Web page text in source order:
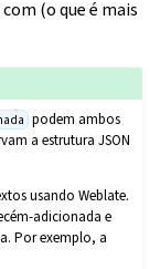
(o que é mais
podem ambos
a estrutura JSON
usando Weblate.
adicionada e
Por exemplo, a